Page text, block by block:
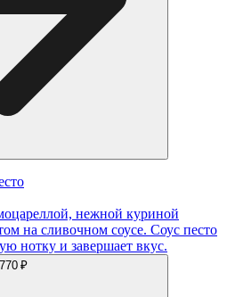
нежной куриной
на сливочном соусе. Соус песто
нотку и завершает вкус.
770 ₽